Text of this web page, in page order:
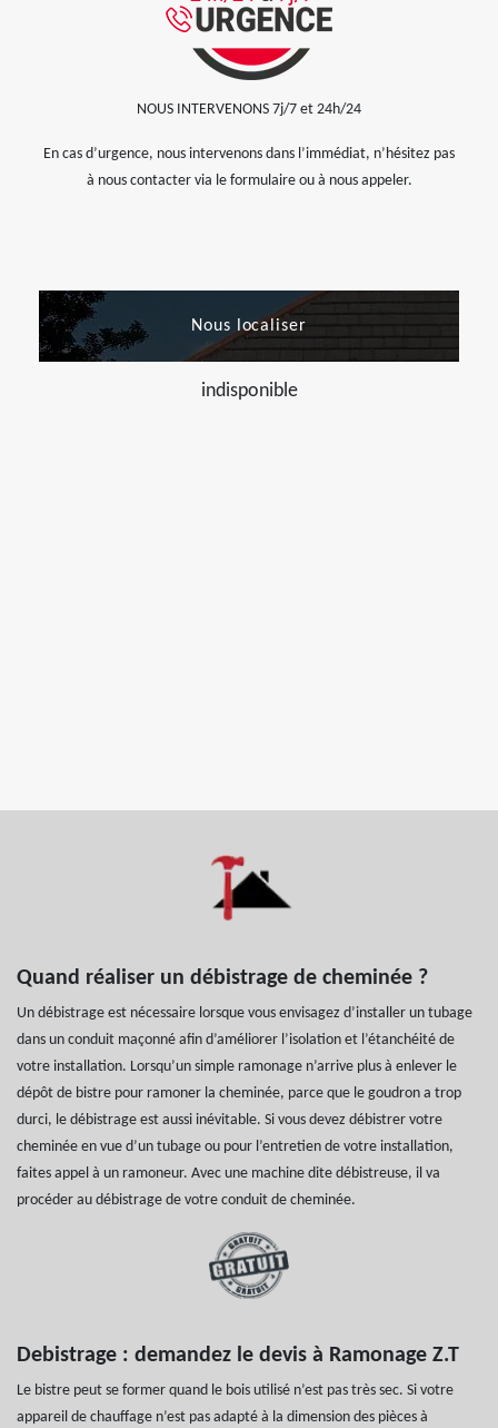
NOUS INTERVENONS 7j/7 et 24h/24
En cas d’urgence, nous intervenons dans l’immédiat, n’hésitez pas
à nous contacter via le formulaire ou à nous appeler.
Nous localiser
indisponible
Quand réaliser un débistrage de cheminée ?
Un débistrage est nécessaire lorsque vous envisagez d’installer un tubage
dans un conduit maçonné afin d’améliorer l’isolation et l’étanchéité de
votre installation. Lorsqu’un simple ramonage n’arrive plus à enlever le
dépôt de bistre pour ramoner la cheminée, parce que le goudron a trop
durci, le débistrage est aussi inévitable. Si vous devez débistrer votre
cheminée en vue d’un tubage ou pour l’entretien de votre installation,
faites appel à un ramoneur. Avec une machine dite débistreuse, il va
procéder au débistrage de votre conduit de cheminée.
Debistrage : demandez le devis à Ramonage Z.T
Le bistre peut se former quand le bois utilisé n’est pas très sec. Si votre
appareil de chauffage n’est pas adapté à la dimension des pièces à